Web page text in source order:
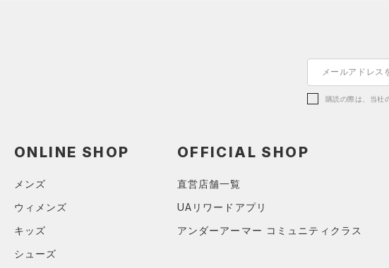
スイムウェア
サイズ
購読の際は、当社
ONLINE SHOP
メンズ
ウィメンズ
キッズ
シューズ
OFFICIAL SHOP
直営店舗一覧
UAリワードアプリ
アンダーアーマー コミュニティクラス